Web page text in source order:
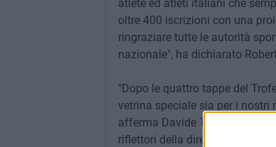
atlete ed atleti italiani che
oltre 400 iscrizioni con una
ringraziare tutte le autorità
nazionale", ha dichiarato
"Dopo le quattro tappe del
vetrina speciale sia per i nostri
afferma Davide Tizzano,
riflettori della diretta di